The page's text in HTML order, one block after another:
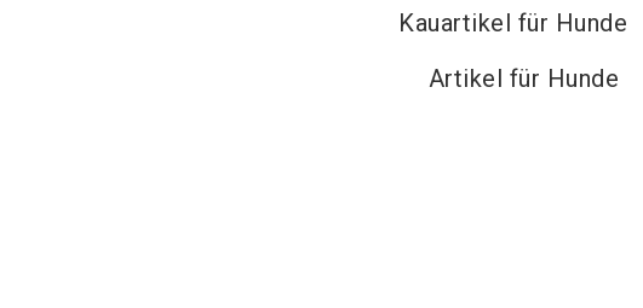
Kauartikel für Hunde
Artikel für Hunde